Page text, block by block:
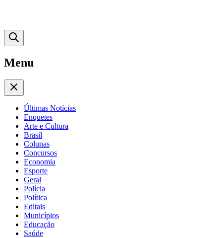
Menu
Últimas Notícias
Enquetes
Arte e Cultura
Brasil
Colunas
Concursos
Economia
Esporte
Geral
Polícia
Política
Editais
Municípios
Educação
Saúde